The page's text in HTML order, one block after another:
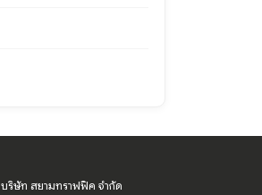
บริษัท สยามทราฟฟิค จำกัด